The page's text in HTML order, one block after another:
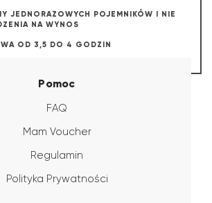
JEDNORAZOWYCH POJEMNIKÓW I NIE
NA WYNOS
OD 3,5 DO 4 GODZIN
Pomoc
FAQ
Mam Voucher
Regulamin
Polityka Prywatności